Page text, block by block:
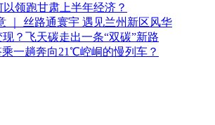
领跑甘肃上半年经济？
｜ 丝路通寰宇 遇见兰州新区风华
？飞天碳走出一条“双碳”新路
一趟奔向21℃崆峒的慢列车？